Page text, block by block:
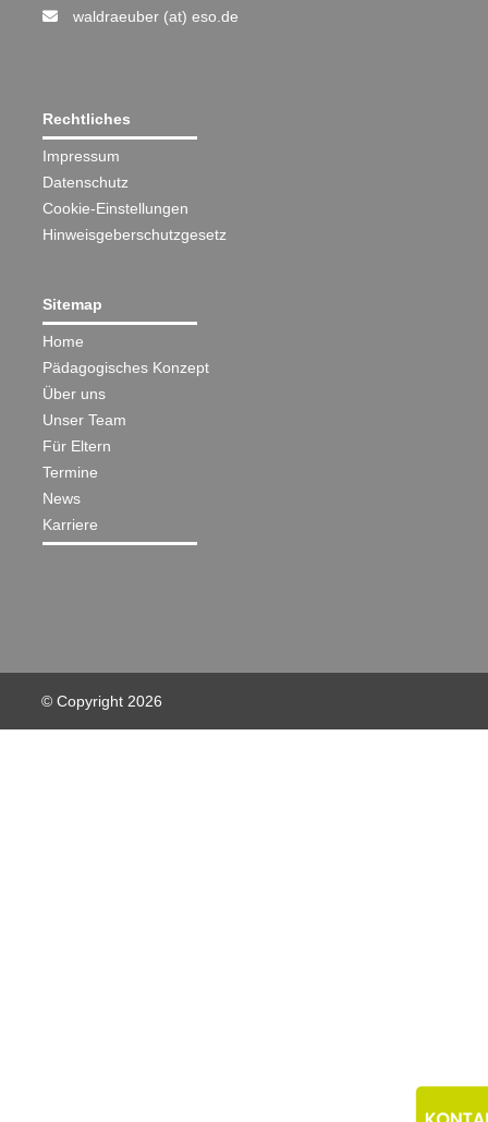
waldraeuber (at) eso.de
Rechtliches
Impressum
Datenschutz
Cookie-Einstellungen
Hinweisgeberschutzgesetz
Sitemap
Home
Pädagogisches Konzept
Über uns
Unser Team
Für Eltern
Termine
News
Karriere
© Copyright 2026